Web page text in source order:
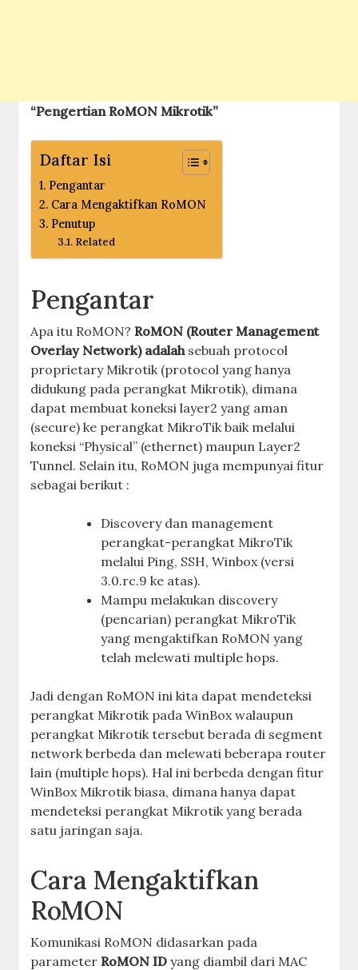
“Pengertian RoMON Mikrotik”
Daftar Isi
Pengantar
Cara Mengaktifkan RoMON
Penutup
Related
Pengantar
Apa itu RoMON?RoMON (Router Management
Overlay Network) adalahsebuah protocol
proprietary Mikrotik (protocol yang hanya
didukung pada perangkat Mikrotik), dimana
dapat membuat koneksi layer2 yang aman
(secure) ke perangkat MikroTik baik melalui
koneksi “Physical” (ethernet) maupun Layer2
Tunnel. Selain itu, RoMON juga mempunyai fitur
sebagai berikut :
Discovery dan management
perangkat-perangkat MikroTik
melalui Ping, SSH, Winbox (versi
3.0.rc.9 ke atas).
Mampu melakukan discovery
(pencarian) perangkat MikroTik
yang mengaktifkan RoMON yang
telah melewati multiple hops.
Jadi dengan RoMON ini kita dapat mendeteksi
perangkat Mikrotik pada WinBox walaupun
perangkat Mikrotik tersebut berada di segment
network berbeda dan melewati beberapa router
lain (multiple hops). Hal ini berbeda dengan fitur
WinBox Mikrotik biasa, dimana hanya dapat
mendeteksi perangkat Mikrotik yang berada
satu jaringan saja.
Cara Mengaktifkan
RoMON
Komunikasi RoMON didasarkan pada
parameterRoMON ID yang diambil dari MAC